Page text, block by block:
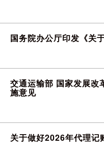
国务院办公厅印发《关
交通运输部 国家发展改
施意见
关于做好2026年代理记